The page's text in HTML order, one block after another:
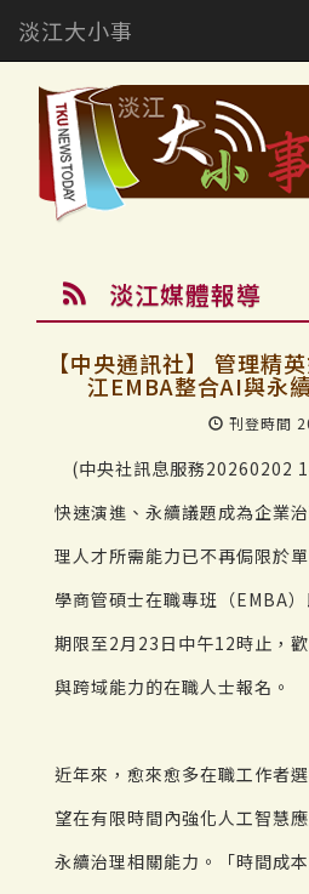
淡江大小事
淡江媒體報導
【中央通訊社】 管理精
江EMBA整合AI與永
刊登時間
(中央社訊息服務20260202
快速演進、永續議題成為企業
理人才所需能力已不再侷限於
學商管碩士在職專班（EMBA
期限至2月23日中午12時止，
與跨域能力的在職人士報名。
近年來，愈來愈多在職工作者
望在有限時間內強化人工智慧
永續治理相關能力。「時間成